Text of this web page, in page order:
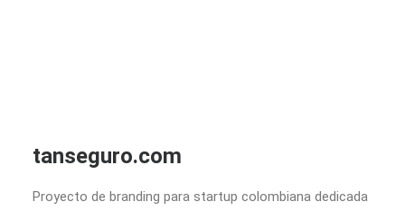
tanseguro.com
Proyecto de branding para startup colombiana dedicada